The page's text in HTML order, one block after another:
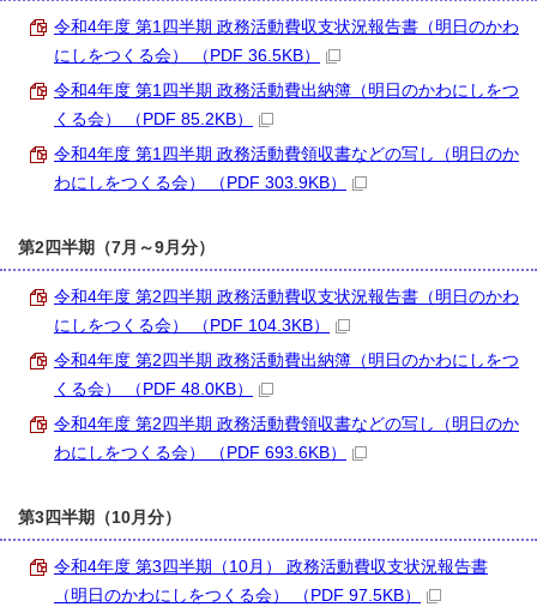
令和4年度 第1四半期 政務活動費収支状況報告書（明日のかわ
にしをつくる会） （PDF 36.5KB）
令和4年度 第1四半期 政務活動費出納簿（明日のかわにしをつ
くる会） （PDF 85.2KB）
令和4年度 第1四半期 政務活動費領収書などの写し（明日のか
わにしをつくる会） （PDF 303.9KB）
第2四半期（7月～9月分）
令和4年度 第2四半期 政務活動費収支状況報告書（明日のかわ
にしをつくる会） （PDF 104.3KB）
令和4年度 第2四半期 政務活動費出納簿（明日のかわにしをつ
くる会） （PDF 48.0KB）
令和4年度 第2四半期 政務活動費領収書などの写し（明日のか
わにしをつくる会） （PDF 693.6KB）
第3四半期（10月分）
令和4年度 第3四半期（10月） 政務活動費収支状況報告書
（明日のかわにしをつくる会） （PDF 97.5KB）